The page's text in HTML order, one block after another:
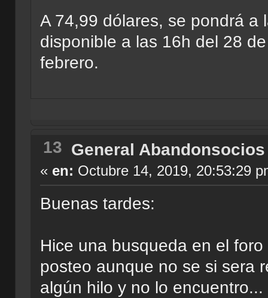
A 74,99 dólares, se pondrá a
disponible a las 16h del 28
febrero.
13 General Abandonsocios
« en: Octubre 14, 2019, 20:53:29
Buenas tardes:
Hice una busqueda en el
posteo aunque no se si sera
algún hilo y no lo encuentro...